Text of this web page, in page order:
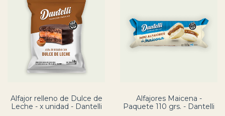
Alfajor relleno de Dulce de
Leche - x unidad - Dantelli
Alfajores Maicena -
Paquete 110 grs. - Dantelli